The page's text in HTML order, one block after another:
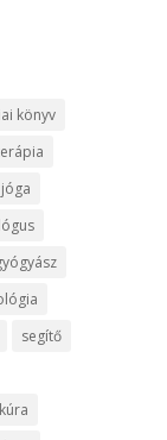
könyv
jóga
segítő